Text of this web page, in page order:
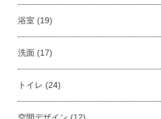
浴室 (19)
洗面 (17)
トイレ (24)
空間デザイン (12)